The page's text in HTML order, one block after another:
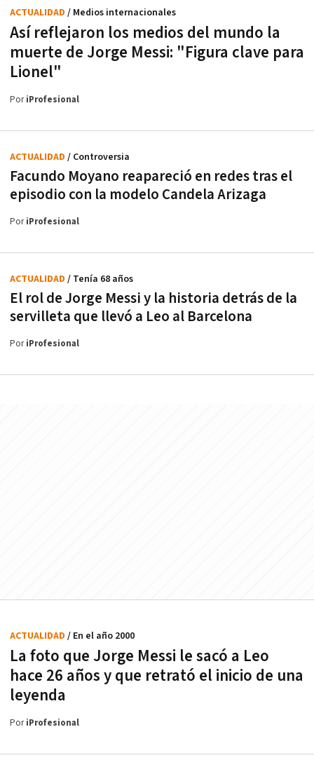
Así reflejaron los medios del mundo la
muerte de Jorge Messi: "Figura clave para
Lionel"
ACTUALIDAD / Medios internacionales
PoriProfesional
Facundo Moyano reapareció en redes tras el
episodio con la modelo Candela Arizaga
ACTUALIDAD / Controversia
PoriProfesional
El rol de Jorge Messi y la historia detrás de la
servilleta que llevó a Leo al Barcelona
ACTUALIDAD / Tenía 68 años
PoriProfesional
La foto que Jorge Messi le sacó a Leo
hace 26 años y que retrató el inicio de una
leyenda
ACTUALIDAD / En el año 2000
PoriProfesional